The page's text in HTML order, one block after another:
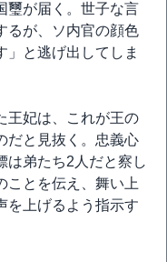
璽が届く。世子な言
るが、ソ内官の顔色
」と逃げ出してしま
王妃は、これが王の
だと見抜く。忠義心
は弟たち2人だと察し
ことを伝え、舞い上
を上げるよう指示す